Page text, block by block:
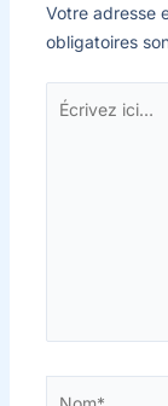
Votre adresse
obligatoires
Écrivez